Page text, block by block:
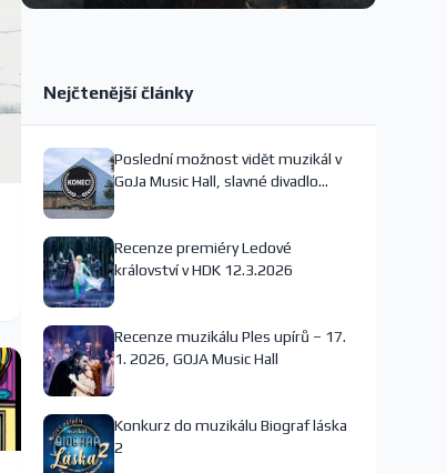
Nejčtenější články
Poslední možnost vidět muzikál v
GoJa Music Hall, slavné divadlo
Recenze premiéry Ledové
království v HDK 12.3.2026
Recenze muzikálu Ples upírů – 17.
1. 2026, GOJA Music Hall
Konkurz do muzikálu Biograf láska
2